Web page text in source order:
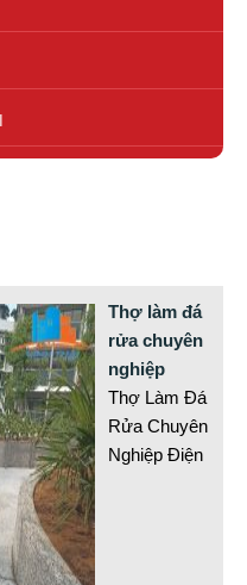
Thợ làm đá
rửa chuyên
nghiệp
Thợ Làm Đá
Rửa Chuyên
Nghiệp Điện